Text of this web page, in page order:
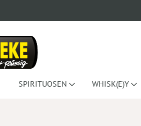
SPIRITUOSEN WHISK(E)Y